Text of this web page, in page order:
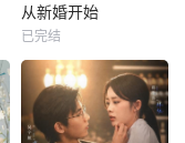
从新婚开始
已完结